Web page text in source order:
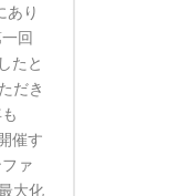
あり
回
たと
だき
催す
ァ
大化